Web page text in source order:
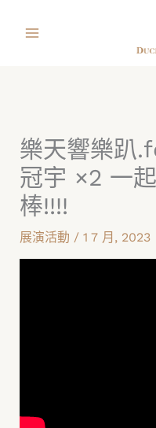
樂天響樂趴
冠宇 ×2​ 一
棒!!!!
展演活動 / 1 7 月, 2023